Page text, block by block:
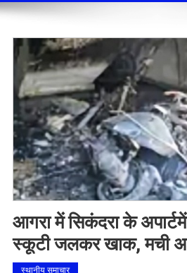
आगरा में सिकंदरा के
स्कूटी जलकर खाक, मची
स्थानीय समाचार